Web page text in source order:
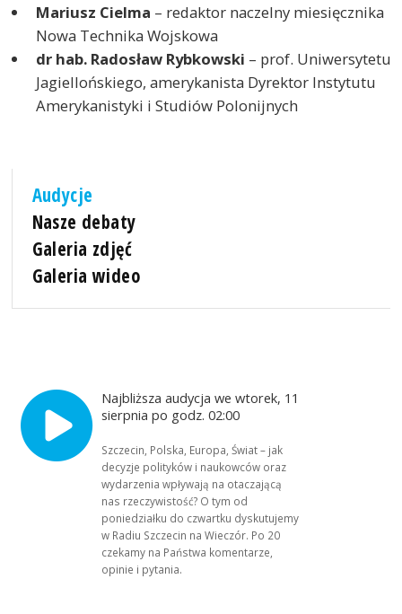
Mariusz Cielma – redaktor naczelny miesięcznika
Nowa Technika Wojskowa
dr hab. Radosław Rybkowski – prof. Uniwersytetu
Jagiellońskiego, amerykanista Dyrektor Instytutu
Amerykanistyki i Studiów Polonijnych
Audycje
Nasze debaty
Galeria zdjęć
Galeria wideo
Najbliższa audycja we wtorek, 11
sierpnia po godz. 02:00
Szczecin, Polska, Europa, Świat – jak
decyzje polityków i naukowców oraz
wydarzenia wpływają na otaczającą
nas rzeczywistość? O tym od
poniedziałku do czwartku dyskutujemy
w Radiu Szczecin na Wieczór. Po 20
czekamy na Państwa komentarze,
opinie i pytania.